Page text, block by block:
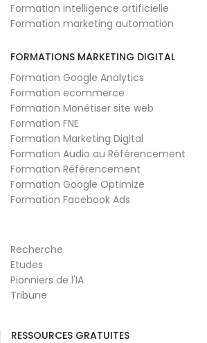
Formation intelligence artificielle
Formation marketing automation
FORMATIONS MARKETING DIGITAL
Formation Google Analytics
Formation ecommerce
Formation Monétiser site web
Formation FNE
Formation Marketing Digital
Formation Audio au Référencement
Formation Référencement
Formation Google Optimize
Formation Facebook Ads
Recherche
Etudes
Pionniers de l'IA
Tribune
RESSOURCES GRATUITES